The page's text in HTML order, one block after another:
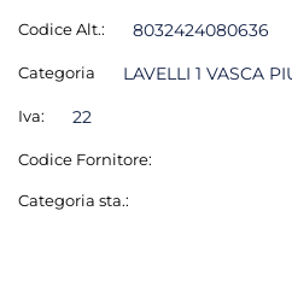
Codice Alt.: 8032424080636
Categoria LAVELLI 1 VASCA
Iva: 22
Codice Fornitore:
Categoria sta.: